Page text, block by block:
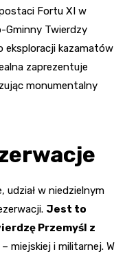
Fortu XI w
Gminny Twierdzy
eksploracji kazamatów
zaprezentuje
monumentalny
udział w niedzielnym
Jest to
Przemyśl z
– miejskiej i militarnej. W